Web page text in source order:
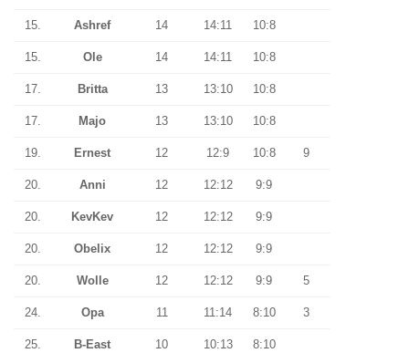
15. Ashref 14 14:11 10:8
15. Ole 14 14:11 10:8
17. Britta 13 13:10 10:8
17. Majo 13 13:10 10:8
19. Ernest 12 12:9 10:8 9
20. Anni 12 12:12 9:9
20. KevKev 12 12:12 9:9
20. Obelix 12 12:12 9:9
20. Wolle 12 12:12 9:9 5
24. Opa 11 11:14 8:10 3
25. B-East 10 10:13 8:10